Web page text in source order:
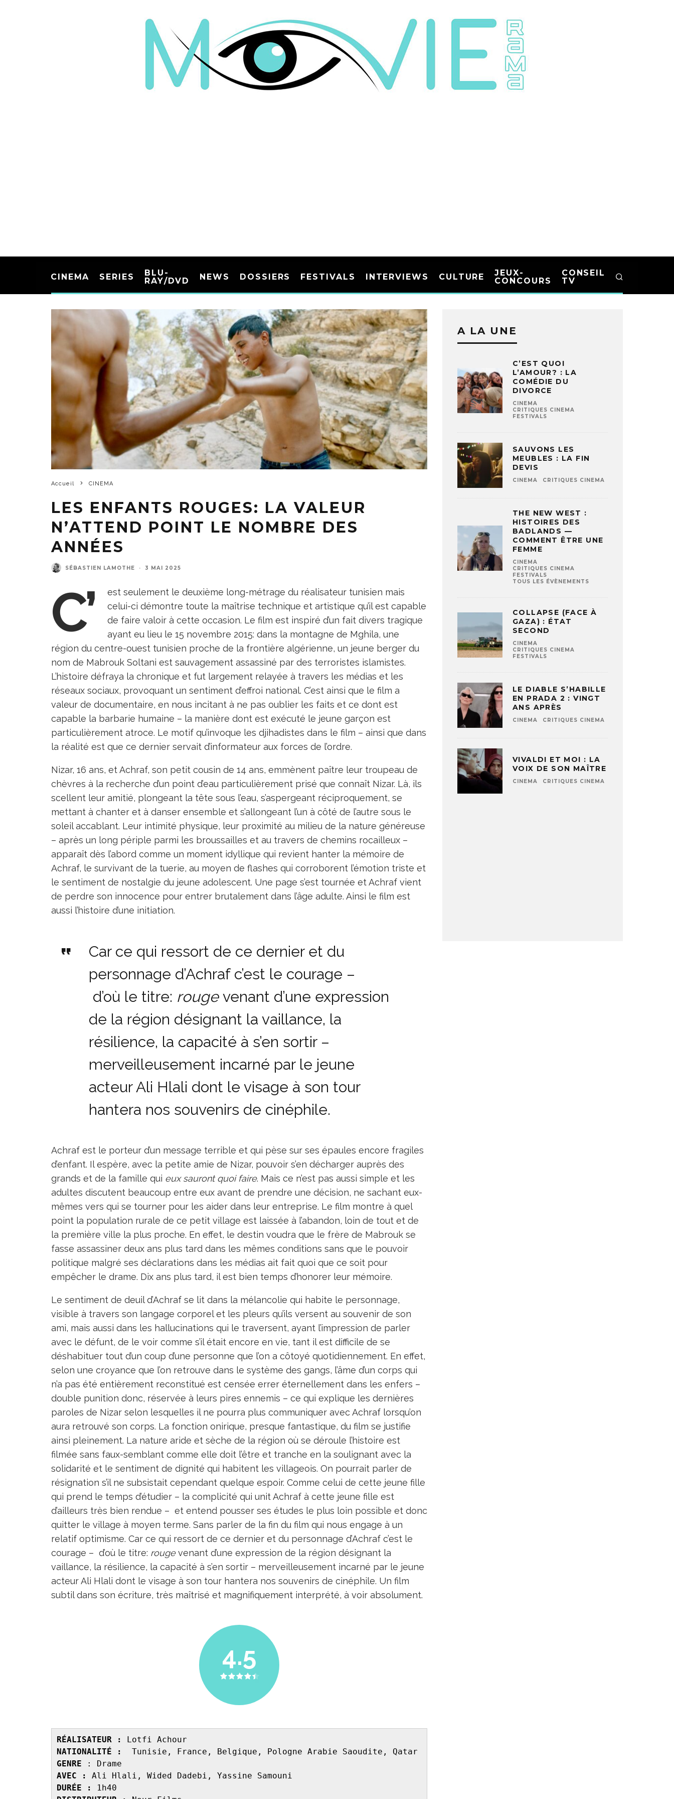
CINEMA SERIES
BLU-
RAY/DVD
NEWS DOSSIERS FESTIVALS INTERVIEWS CULTURE
JEUX-
CONCOURS
CONSEIL
TV
Accueil CINEMA
LES ENFANTS ROUGES: LA VALEUR
N’ATTEND POINT LE NOMBRE DES
ANNÉES
SÉBASTIEN LAMOTHE · 3 MAI 2025
C’
est seulement le deuxième long-métrage du réalisateur tunisien mais
celui-ci démontre toute la maîtrise technique et artistique qu’il est capable
de faire valoir à cette occasion. Le film est inspiré d’un fait divers tragique
ayant eu lieu le 15 novembre 2015: dans la montagne de Mghila, une
région du centre-ouest tunisien proche de la frontière algérienne, un jeune berger du
nom de Mabrouk Soltani est sauvagement assassiné par des terroristes islamistes.
L’histoire défraya la chronique et fut largement relayée à travers les médias et les
réseaux sociaux, provoquant un sentiment d’effroi national. C’est ainsi que le film a
valeur de documentaire, en nous incitant à ne pas oublier les faits et ce dont est
capable la barbarie humaine – la manière dont est exécuté le jeune garçon est
particulièrement atroce. Le motif qu’invoque les djihadistes dans le film – ainsi que dans
la réalité est que ce dernier servait d’informateur aux forces de l’ordre.
Nizar, 16 ans, et Achraf, son petit cousin de 14 ans, emmènent paître leur troupeau de
chèvres à la recherche d’un point d’eau particulièrement prisé que connaît Nizar. Là, ils
scellent leur amitié, plongeant la tête sous l’eau, s’aspergeant réciproquement, se
mettant à chanter et à danser ensemble et s’allongeant l’un à côté de l’autre sous le
soleil accablant. Leur intimité physique, leur proximité au milieu de la nature généreuse
– après un long périple parmi les broussailles et au travers de chemins rocailleux –
apparaît dès l’abord comme un moment idyllique qui revient hanter la mémoire de
Achraf, le survivant de la tuerie, au moyen de flashes qui corroborent l’émotion triste et
le sentiment de nostalgie du jeune adolescent. Une page s’est tournée et Achraf vient
de perdre son innocence pour entrer brutalement dans l’âge adulte. Ainsi le film est
aussi l’histoire d’une initiation.
Car ce qui ressort de ce dernier et du
personnage d’Achraf c’est le courage –
d’où le titre: rouge venant d’une expression
de la région désignant la vaillance, la
résilience, la capacité à s’en sortir –
merveilleusement incarné par le jeune
acteur Ali Hlali dont le visage à son tour
hantera nos souvenirs de cinéphile.
Achraf est le porteur d’un message terrible et qui pèse sur ses épaules encore fragiles
d’enfant. Il espère, avec la petite amie de Nizar, pouvoir s’en décharger auprès des
grands et de la famille qui eux sauront quoi faire. Mais ce n’est pas aussi simple et les
adultes discutent beaucoup entre eux avant de prendre une décision, ne sachant eux-
mêmes vers qui se tourner pour les aider dans leur entreprise. Le film montre à quel
point la population rurale de ce petit village est laissée à l’abandon, loin de tout et de
la première ville la plus proche. En effet, le destin voudra que le frère de Mabrouk se
fasse assassiner deux ans plus tard dans les mêmes conditions sans que le pouvoir
politique malgré ses déclarations dans les médias ait fait quoi que ce soit pour
empêcher le drame. Dix ans plus tard, il est bien temps d’honorer leur mémoire.
Le sentiment de deuil d’Achraf se lit dans la mélancolie qui habite le personnage,
visible à travers son langage corporel et les pleurs qu’ils versent au souvenir de son
ami, mais aussi dans les hallucinations qui le traversent, ayant l’impression de parler
avec le défunt, de le voir comme s’il était encore en vie, tant il est difficile de se
déshabituer tout d’un coup d’une personne que l’on a côtoyé quotidiennement. En effet,
selon une croyance que l’on retrouve dans le système des gangs, l’âme d’un corps qui
n’a pas été entièrement reconstitué est censée errer éternellement dans les enfers –
double punition donc, réservée à leurs pires ennemis – ce qui explique les dernières
paroles de Nizar selon lesquelles il ne pourra plus communiquer avec Achraf lorsqu’on
aura retrouvé son corps. La fonction onirique, presque fantastique, du film se justifie
ainsi pleinement. La nature aride et sèche de la région où se déroule l’histoire est
filmée sans faux-semblant comme elle doit l’être et tranche en la soulignant avec la
solidarité et le sentiment de dignité qui habitent les villageois. On pourrait parler de
résignation s’il ne subsistait cependant quelque espoir. Comme celui de cette jeune fille
qui prend le temps d’étudier – la complicité qui unit Achraf à cette jeune fille est
d’ailleurs très bien rendue – et entend pousser ses études le plus loin possible et donc
quitter le village à moyen terme. Sans parler de la fin du film qui nous engage à un
relatif optimisme. Car ce qui ressort de ce dernier et du personnage d’Achraf c’est le
courage – d’où le titre: rougevenant d’une expression de la région désignant la
vaillance, la résilience, la capacité à s’en sortir – merveilleusement incarné par le jeune
acteur Ali Hlali dont le visage à son tour hantera nos souvenirs de cinéphile. Un film
subtil dans son écriture, très maîtrisé et magnifiquement interprété, à voir absolument.
4.5
RÉALISATEUR :
NATIONALITÉ :
GENRE
AVEC :
DURÉE :
A LA UNE
C’EST QUOI
L’AMOUR? : LA
COMÉDIE DU
DIVORCE
CINEMA
CRITIQUES CINEMA
FESTIVALS
SAUVONS LES
MEUBLES : LA FIN
DEVIS
CINEMA CRITIQUES CINEMA
THE NEW WEST :
HISTOIRES DES
BADLANDS —
COMMENT ÊTRE UNE
FEMME
CINEMA
CRITIQUES CINEMA
FESTIVALS
TOUS LES ÉVÈNEMENTS
COLLAPSE (FACE À
GAZA) : ÉTAT
SECOND
CINEMA
CRITIQUES CINEMA
FESTIVALS
LE DIABLE S’HABILLE
EN PRADA 2 : VINGT
ANS APRÈS
CINEMA CRITIQUES CINEMA
VIVALDI ET MOI : LA
VOIX DE SON MAÎTRE
CINEMA CRITIQUES CINEMA